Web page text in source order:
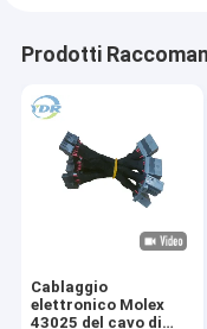
Prodotti
Cablaggio
elettronico Molex
43025 del cavo di